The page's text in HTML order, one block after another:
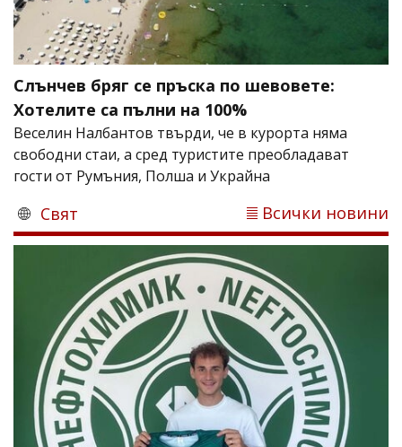
Слънчев бряг се пръска по шевовете:
Хотелите са пълни на 100%
Веселин Налбантов твърди, че в курорта няма
свободни стаи, а сред туристите преобладават
гости от Румъния, Полша и Украйна
Свят Всички новини